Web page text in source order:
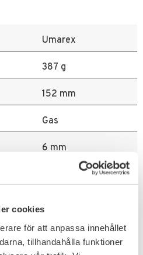
cookies
för att anpassa innehållet
tillhandahålla funktioner
Umarex
387 g
152 mm
Gas
6 mm
Ja